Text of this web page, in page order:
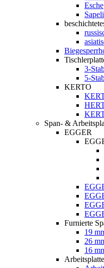
Esche
Sapeli
3-
5-
KERTO
Span- &
EGGER
Furnierte
19
26
16